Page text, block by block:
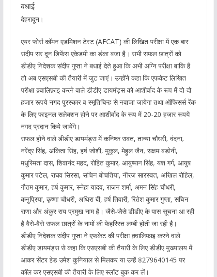
बधाई
देहरादून।
एयर फोर्स कॉमन एडमिशन टेस्ट (AFCAT) की लिखित परीक्षा में एक बार
संदीप सर दून डिफेंस एकेडमी का डंका बजा है। सभी सफल छात्रों को
डीडीए निदेशक संदीप गुप्ता ने बधाई देते हुआ कि अभी अग्नि परीक्षा बाकि है
तो अब एसएसबी की तैयारी में जुट जाएं। उन्होंने कहा कि एफकेट लिखित
परीक्षा क़्वालिफ़ाइ करने वाले डीडीए डायमंड्स को आशीर्वाद के रूप में दो-दो
हजार रूपये नगद पुरस्कार व स्मृतिचिन्ह से नवाजा जायेगा तथा ऑफिसर्स रेंक
के लिए फाइनल सलेक्शन होने पर आशीर्वाद के रूप में 20-20 हजार रूपये
नगद प्रदान किये जायेंगे।
सफल होने वाले डीडीए डायमंड्स में कनिष्क रावत, तान्या चौधरी, वंदना,
नरेंद्र सिंह, अंकिता सिंह, हर्ष जोशी, मुकुल, मेहुल जैन, सक्षम बडोनी,
मधुस्मिता दास, शिवानंद महद, रोहित कुमार, आयुष्मान सिंह, यश गर्ग, आयुष
कुमार पटेल, राघव सिरसा, सचिन बोचतिया, नीरज सारस्वत, अखिल रोहिल,
गौतम कुमार, हर्ष कुमार, स्नेहा यादव, राजन शर्मा, अमन सिंह चौधरी,
कनुप्रिया, कृष्णा चौधरी, अथिरा बी, हर्ष तिवारी, रितेश कुमार गुप्ता, सचिन
राणा और अंकुर राय प्रमुख नाम है। जैसे-जैसे डीडीए के पास सूचना आ रही
है वैसे-वैसे सफल छात्रों के नामों की फेहरिस्त लम्बी होती जा रही है।
डीडीए निदेशक संदीप गुप्ता ने एफकेट की परीक्षा क़्वालिफ़ाइ करने वाले
डीडीए डायमंड्स से कहा कि एसएसबी की तैयारी के लिए डीडीए मुख्यालय में
आकर सेंटर हेड उमेश कुनियाल से मिलकर या उन्हें 8279640145 पर
कॉल कर एसएसबी की तैयारी के लिए स्लॉट बुक कर लें।